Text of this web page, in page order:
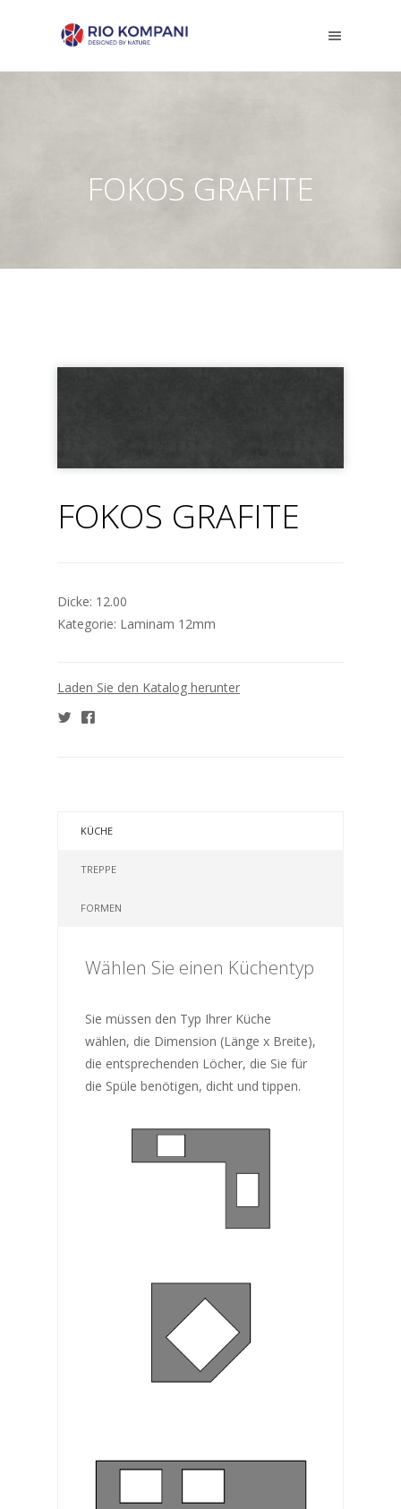
FOKOS GRAFITE
FOKOS GRAFITE
Dicke: 12.00
Kategorie: Laminam 12mm
Laden Sie den Katalog herunter
KÜCHE
TREPPE
FORMEN
Wählen Sie einen Küchentyp
Sie müssen den Typ Ihrer Küche
wählen, die Dimension (Länge x Breite),
die entsprechenden Löcher, die Sie für
die Spüle benötigen, dicht und tippen.